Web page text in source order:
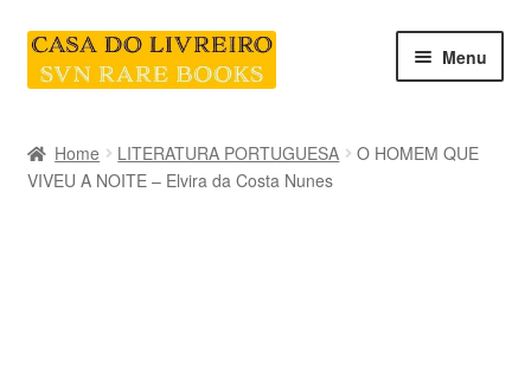
Skip
to
Skip
to
Menu
CATEGORIAS E COLEÇÕES
Home LITERATURA PORTUGUESA
O HOMEM QUE
VIVEU A NOITE – Elvira da Costa Nunes